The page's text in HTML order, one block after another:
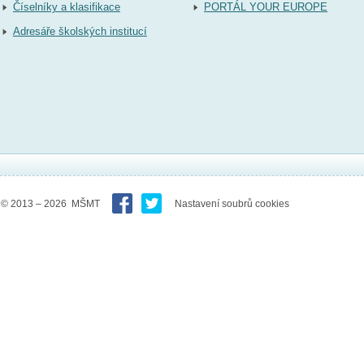
Číselníky a klasifikace
Adresáře školských institucí
PORTÁL YOUR EUROPE
© 2013 – 2026 MŠMT Nastavení soubrů cookies